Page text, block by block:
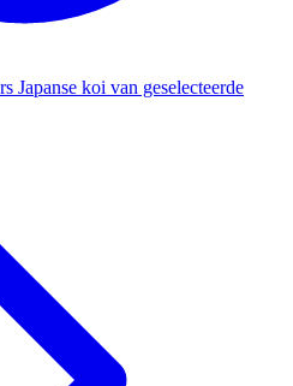
Japanse koi van geselecteerde